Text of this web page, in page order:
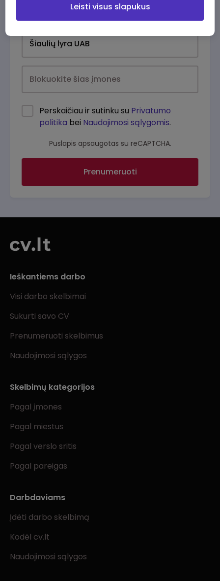
Perskaičiau ir sutinku su Privatumo
politika bei Naudojimosi sąlygomis.
Puslapis apsaugotas su reCAPTCHA.
Prenumeruoti
Ieškantiems darbo
Visi darbo skelbimai
Sukurti savo CV
Prenumeruoti skelbimus
Naudojimosi sąlygos
Skelbimų kategorijos
Pagal įmones
Pagal miestus
Pagal verslo sritis
Pagal pareigas
Darbdaviams
Įdėti darbo skelbimą
Kodėl cv.lt
Naudojimosi sąlygos
Leisti visus slapukus